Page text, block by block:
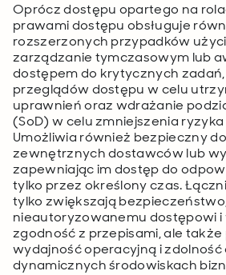
Oprócz dostępu opartego na
prawami dostępu obsługuje
rozszerzonych przypadków
zarządzanie tymczasowym lub
dostępem do krytycznych
przeglądów dostępu w celu
uprawnień oraz wdrażanie
(SoD) w celu zmniejszenia
Umożliwia również bezpieczny
zewnętrznych dostawców lub
zapewniając im dostęp do
tylko przez określony czas.
tylko zwiększają
nieautoryzowanemu dostępowi i
zgodność z przepisami, ale
wydajność operacyjną i zdolność
dynamicznych środowiskach